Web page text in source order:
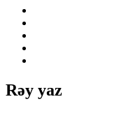
Rəy yaz